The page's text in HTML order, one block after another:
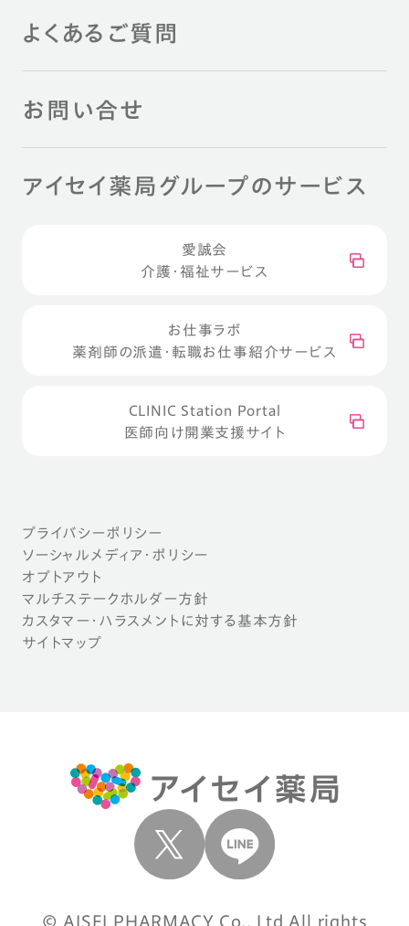
よくあるご質問
お問い合せ
アイセイ薬局グループのサービス
愛誠会
介護・福祉サービス
お仕事ラボ
薬剤師の派遣・転職お仕事紹介サービス
CLINIC Station Portal
医師向け開業支援サイト
プライバシーポリシー
ソーシャルメディア・ポリシー
オプトアウト
マルチステークホルダー方針
カスタマー・ハラスメントに対する基本方針
サイトマップ
© AISEI PHARMACY Co., Ltd All rights